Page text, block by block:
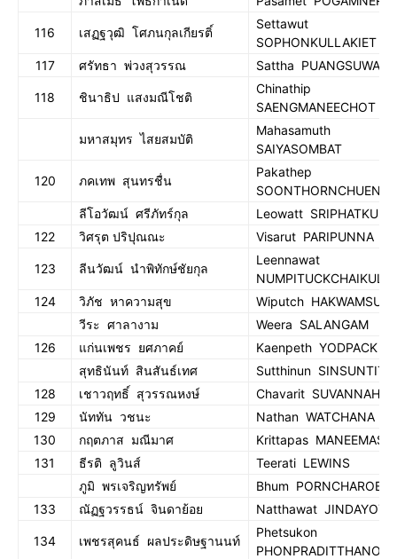
116 เสฏฐวุฒิ โศภนกุลเกียรติ์
Settawut
SOPHONKULLAKIET
117
ศรัทธา พ่วงสุวรรณ Sattha PUANGSUWAN
118 ชินาธิป แสงมณีโชติ
Chinathip
SAENGMANEECHOT
มหาสมุทร ไสยสมบัติ
Mahasamuth
SAIYASOMBAT
120 ภคเทพ สุนทรชื่น
Pakathep
SOONTHORNCHUEN
ลีโอวัฒน์ ศรีภัทร์กุล
Leowatt SRIPHATKUL
122
วิศรุต ปริปุณณะ Visarut PARIPUNNA
123 ลีนวัฒน์ นำพิทักษ์ชัยกุล
Leennawat
NUMPITUCKCHAIKUL
124
วิภัช หาความสุข
Wiputch HAKWAMSUK
วีระ ศาลางาม
Weera SALANGAM
126
แก่นเพชร ยศภาคย์
Kaenpeth YODPACK
สุทธินันท์ สินสันธ์เทศ
Sutthinun
128
เชาวฤทธิ์ สุวรรณหงษ์
Chavarit
129
นัททัน วชนะ
Nathan WATCHANA
130
กฤตภาส มณีมาศ
Krittapas MANEEMAS
131
ธีรติ ลูวินส์
Teerati LEWINS
ภูมิ พรเจริญทรัพย์
Bhum
133
ณัฏฐวรรธน์ จินดาย้อย Natthawat JINDAYOY
134 เพชรสุคนธ์ ผลประดิษฐานนท์
Phetsukon
PHONPRADITTHANON